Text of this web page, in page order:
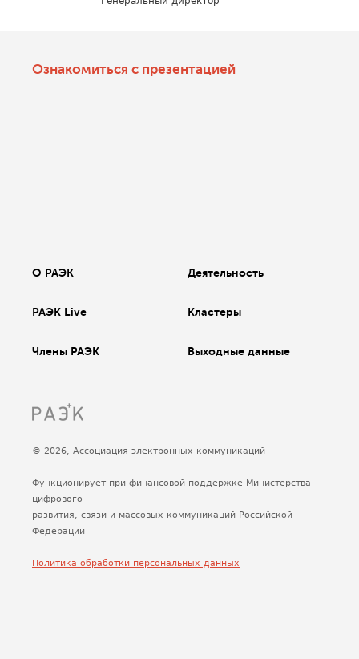
Ознакомиться с презентацией
О РАЭК Деятельность
РАЭК Live Кластеры
Члены РАЭК Выходные данные
© 2026, Ассоциация электронных коммуникаций
Функционирует при финансовой поддержке Министерства
цифрового
развития, связи и массовых коммуникаций Российской
Федерации
Политика обработки персональных данных